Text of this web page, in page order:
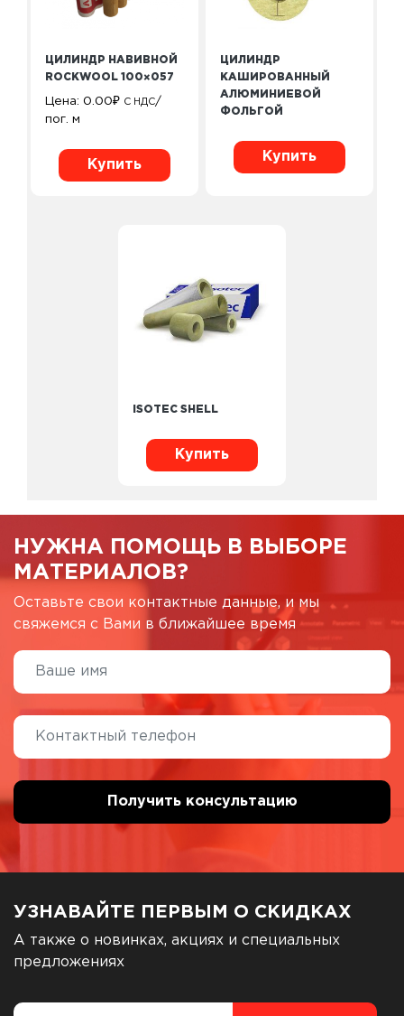
ЦИЛИНДР НАВИВНОЙ
ROCKWOOL 100×057
Цена: 0.00₽ С НДС/
пог. м
Купить
ЦИЛИНДР
КАШИРОВАННЫЙ
АЛЮМИНИЕВОЙ
ФОЛЬГОЙ
Купить
ISOTEC SHELL
Купить
НУЖНА ПОМОЩЬ В ВЫБОРЕ
МАТЕРИАЛОВ?
Оставьте свои контактные данные, и мы
свяжемся с Вами в ближайшее время
УЗНАВАЙТЕ ПЕРВЫМ О СКИДКАХ
А также о новинках, акциях и специальных
предложениях